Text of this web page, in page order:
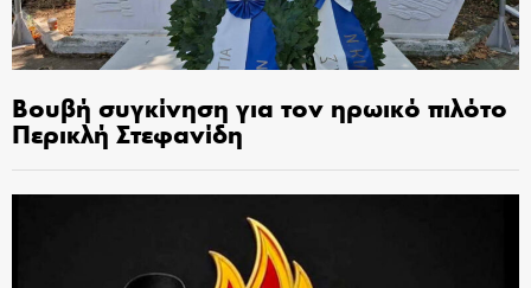
Βουβή συγκίνηση για τον ηρωικό πιλότο
Περικλή Στεφανίδη